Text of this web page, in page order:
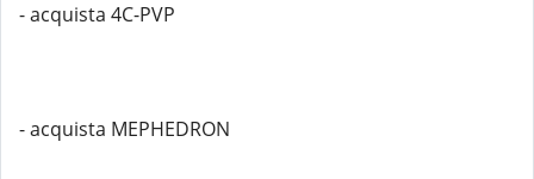
- acquista 4C-PVP
- acquista MEPHEDRON